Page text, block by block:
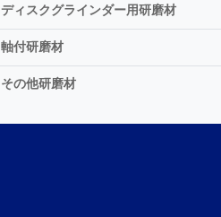
ディスクグラインダー用研磨材
軸付研磨材
その他研磨材